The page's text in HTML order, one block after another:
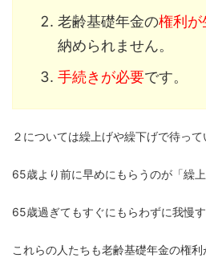
老齢基礎年金の権利が
納められません。
手続きが必要です。
２については繰上げや繰下げで待って
65歳より前に早めにもらうのが「繰上
65歳過ぎてもすぐにもらわずに我慢す
これらの人たちも老齢基礎年金の権利